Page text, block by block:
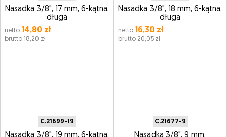
Nasadka 3/8", 17 mm, 6-kątna,
długa
netto 14,80 zł
brutto 18,20 zł
Nasadka 3/8", 18 mm, 6-kątna,
długa
netto16,30 zł
brutto 20,05 zł
C.21699-19 C.21677-9